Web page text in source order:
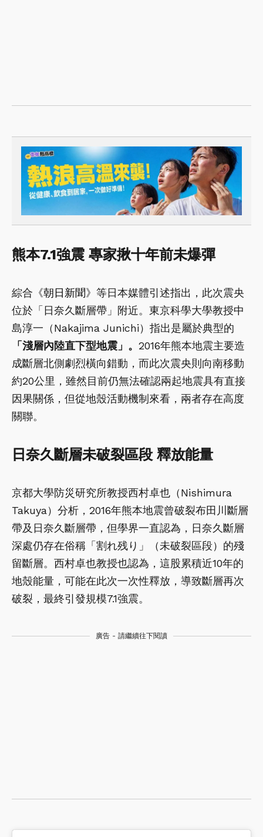
熊本7.1強震 專家揪十年前未爆彈
綜合《朝日新聞》等日本媒體引述指出，此次震央
位於「日奈久斷層帶」附近。東京科學大學教授中
島淳一（Nakajima Junichi）指出是屬於典型的
「淺層內陸直下型地震」。 2016年熊本地震主要造
成斷層北側劇烈橫向錯動，而此次震央則向南移動
約20公里，雖然目前仍無法確認兩起地震具有直接
因果關係，但從地殼活動機制來看，兩者存在高度
關聯。
日奈久斷層未破裂區段 釋放能量
京都大學防災研究所教授西村卓也（Nishimura
Takuya）分析，2016年熊本地震曾破裂布田川斷層
帶及日奈久斷層帶，但學界一直認為，日奈久斷層
深處仍存在俗稱「割れ残り」（未破裂區段）的殘
留斷層。西村卓也教授也認為，這股累積近10年的
地殼能量，可能在此次一次性釋放，導致斷層再次
破裂，最終引發規模7.1強震。
廣告 - 請繼續往下閱讀